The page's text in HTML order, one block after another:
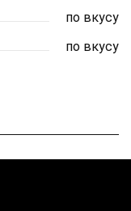
по вкусу
по вкусу